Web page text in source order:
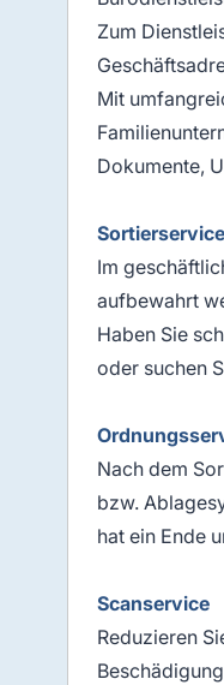
Zum
Mit
Dokumente,
Sortierservice
Im
aufbewahrt
Haben Sie
oder suchen
Nach dem
bzw.
hat ein Ende
Scanservice
Reduzieren